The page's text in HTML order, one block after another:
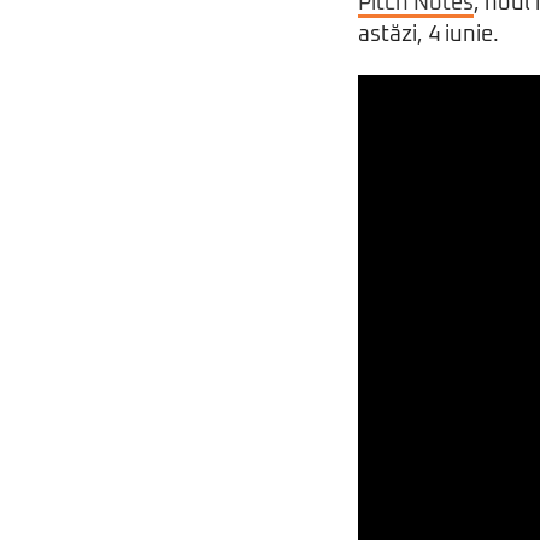
astăzi, 4 iunie.